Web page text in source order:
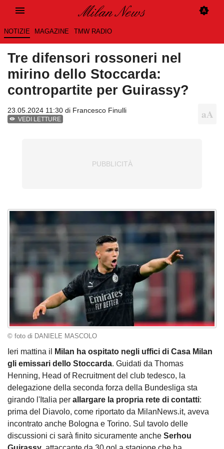
NOTIZIE MAGAZINE TMW RADIO
Tre difensori rossoneri nel
mirino dello Stoccarda:
contropartite per Guirassy?
23.05.2024 11:30 di Francesco Finulli
VEDI LETTURE
© foto di DANIELE MASCOLO
Ieri mattina il
Milan ha ospitato negli uffici di Casa Milan
gli emissari dello Stoccarda. Guidati da Thomas
Henning, Head of Recruitment del club tedesco, la
delegazione della seconda forza della Bundesliga sta
girando l'Italia per allargare la propria rete di contatti:
prima del Diavolo, come riportato da MilanNews.it, aveva
incontrato anche Bologna e Torino. Sul tavolo delle
discussioni ci sarà finito sicuramente anche Serhou